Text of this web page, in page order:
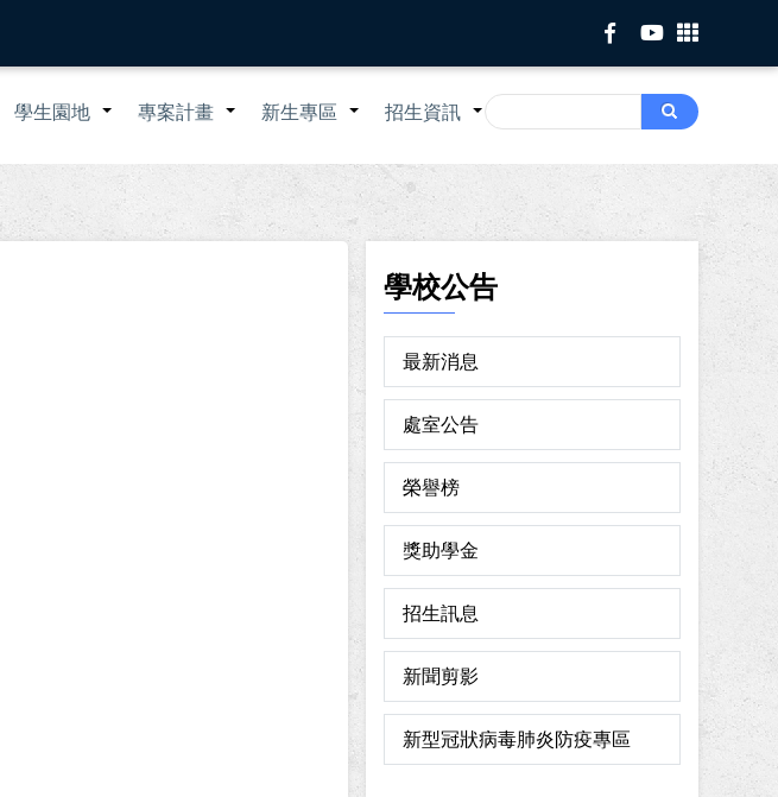
Search
Search
+
學生園地 +
專案計畫 +
新生專區 +
招生資訊
學校公告
最新消息
處室公告
榮譽榜
獎助學金
招生訊息
新聞剪影
新型冠狀病毒肺炎防疫專區